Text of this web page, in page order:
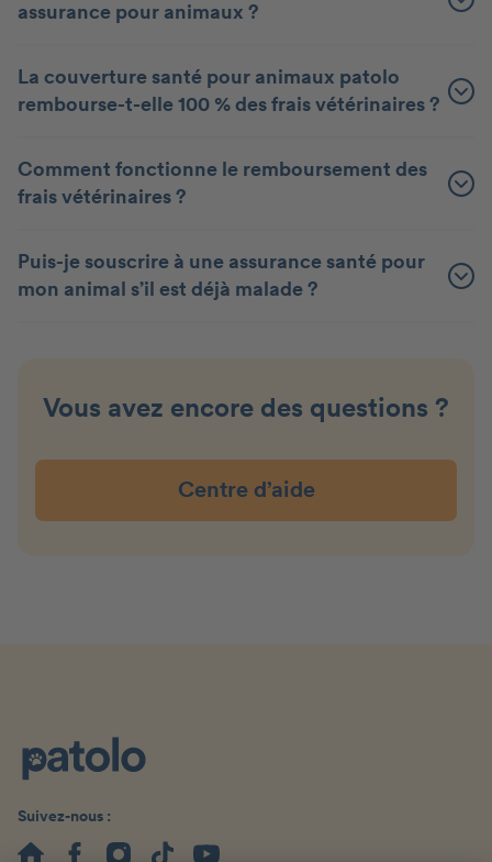
assurance pour animaux ?
La couverture santé pour animaux patolo
rembourse-t-elle 100 % des frais vétérinaires ?
Comment fonctionne le remboursement des
frais vétérinaires ?
Puis-je souscrire à une assurance santé pour
mon animal s’il est déjà malade ?
Vous avez encore des questions ?
Centre d’aide
Suivez-nous :